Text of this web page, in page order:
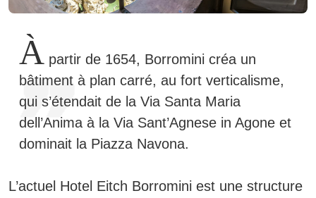
À partir de 1654, Borromini créa un
bâtiment à plan carré, au fort verticalisme,
qui s’étendait de la Via Santa Maria
dell’Anima à la Via Sant’Agnese in Agone et
dominait la Piazza Navona.
L’actuel Hotel Eitch Borromini est une structure